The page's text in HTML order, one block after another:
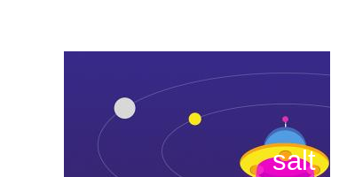
salt